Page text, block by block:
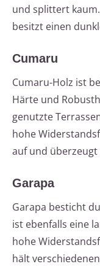
und splittert
besitzt einen
Cumaru
Cumaru-Holz ist
Härte und
genutzte
hohe
auf und überzeugt
Garapa
Garapa besticht
ist ebenfalls eine
hohe
hält